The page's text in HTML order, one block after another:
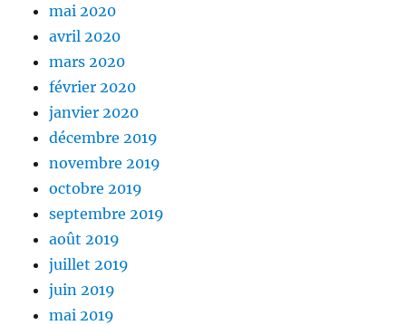
mai 2020
avril 2020
mars 2020
février 2020
janvier 2020
décembre 2019
novembre 2019
octobre 2019
septembre 2019
août 2019
juillet 2019
juin 2019
mai 2019